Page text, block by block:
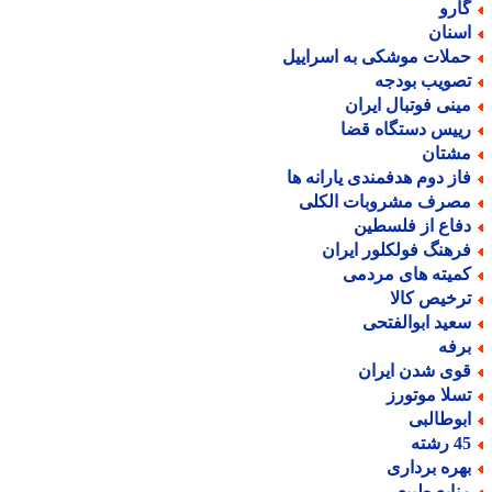
موشکی به اسراییل
بودجه
فوتبال ایران
دستگاه قضا
دوم هدفمندی یارانه ها
مشروبات الکلی
از فلسطین
فولکلور ایران
های مردمی
کالا
ابوالفتحی
شدن ایران
موتورز
برداری